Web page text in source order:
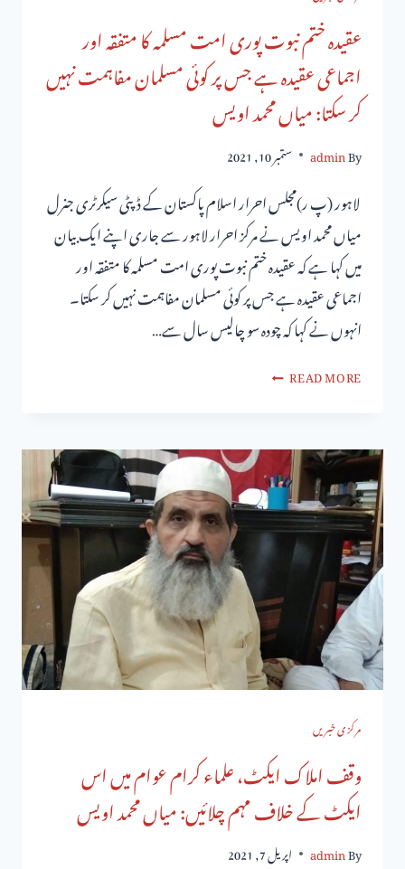
عقیدہ ختم نبوت پوری امت مسلمہ کا متفقہ اور
اجماعی عقیدہ ہے جس پر کوئی مسلمان مفاہمت نہیں
کر سکتا: میاں محمد اویس
By
admin ستمبر 10, 2021
لاہور (پ ر)مجلس احرار اسلام پاکستان کے ڈپٹی سیکرٹری جنرل
میاں محمد اویس نے مرکز احرار لاہور سے جاری اپنے ایک بیان
میں کہا ہے کہ عقیدہ ختم نبوت پوری امت مسلمہ کا متفقہ اور
اجماعی عقیدہ ہے جس پر کوئی مسلمان مفاہمت نہیں کر سکتا۔
انہوں نے کہا کہ چودہ سو چالیس سال سے…
READ MORE
مرکزی خبریں
وقف املاک ایکٹ، علماء کرام عوام میں اس
ایکٹ کے خلاف مہم چلائیں: میاں محمد اویس
By
admin اپریل 7, 2021